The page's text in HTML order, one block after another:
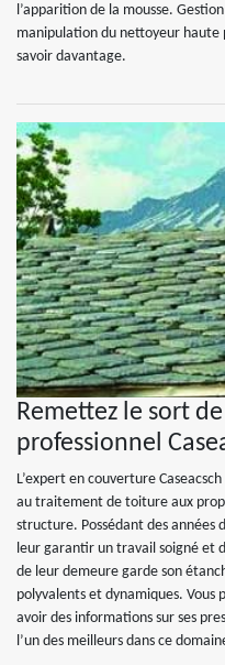
l’apparition de la mousse.
manipulation du nettoyeur haute
savoir davantage.
Remettez le sort
professionnel
L’expert en couverture
au traitement de toiture aux
structure. Possédant des années
leur garantir un travail soigné et
de leur demeure garde son
polyvalents et dynamiques. Vous
avoir des informations sur ses
l’un des meilleurs dans ce